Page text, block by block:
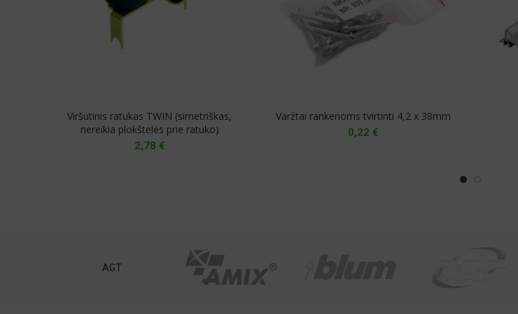
Viršutinis ratukas TWIN (simetriškas,
nereikia plokštelės prie ratuko)
2,78 €
Varžtai rankenoms tvirtinti 4,2 x 38mm
0,22 €
AGT